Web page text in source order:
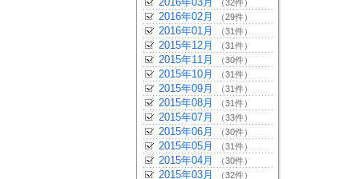
（32件）
2016年02月 （29件）
2016年01月 （31件）
2015年12月 （31件）
2015年11月 （30件）
2015年10月 （31件）
2015年09月 （31件）
2015年08月 （31件）
2015年07月 （33件）
2015年06月 （30件）
2015年05月 （31件）
2015年04月 （30件）
2015年03月 （32件）